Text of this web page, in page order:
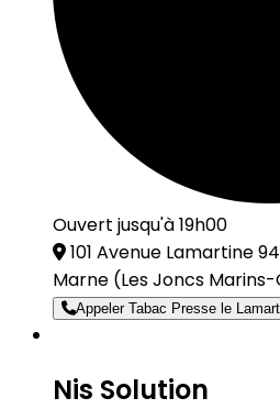
Ouvert jusqu'à 19h00
101 Avenue Lamartine
Marne (Les Joncs
Appeler Tabac Presse le
Nis Solution